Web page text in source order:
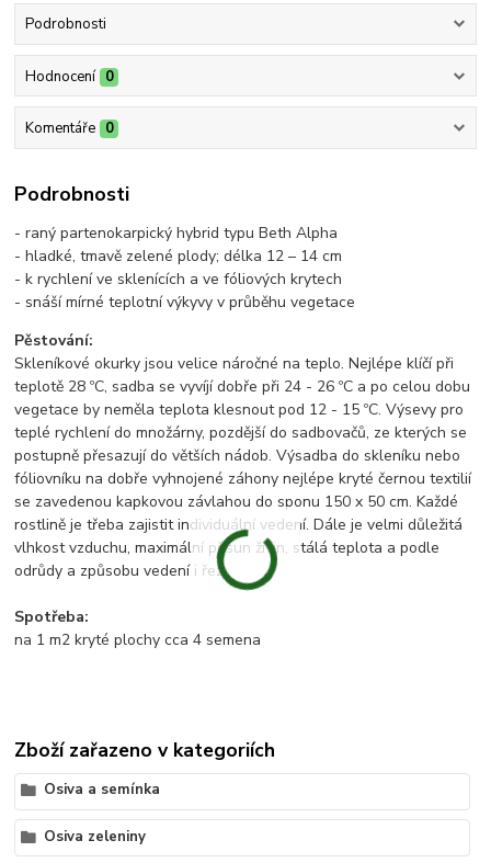
Podrobnosti
Hodnocení 0
Komentáře 0
Podrobnosti
- raný partenokarpický hybrid typu Beth Alpha
- hladké, tmavě zelené plody; délka 12 – 14 cm
- k rychlení ve sklenících a ve fóliových krytech
- snáší mírné teplotní výkyvy v průběhu vegetace
Pěstování:
Skleníkové okurky jsou velice náročné na teplo. Nejlépe klíčí při
teplotě 28 ºC, sadba se vyvíjí dobře při 24 - 26 ºC a po celou dobu
vegetace by neměla teplota klesnout pod 12 - 15 ºC. Výsevy pro
teplé rychlení do množárny, pozdější do sadbovačů, ze kterých se
postupně přesazují do větších nádob. Výsadba do skleníku nebo
fóliovníku na dobře vyhnojené záhony nejlépe kryté černou textilií
se zavedenou kapkovou závlahou do sponu 150 x 50 cm. Každé
rostlině je třeba zajistit individuální vedení. Dále je velmi důležitá
vlhkost vzduchu, maximální přísun živin, stálá teplota a podle
odrůdy a způsobu vedení i řez.
Spotřeba:
na 1 m2 kryté plochy cca 4 semena
Zboží zařazeno v kategoriích
Osiva a semínka
Osiva zeleniny